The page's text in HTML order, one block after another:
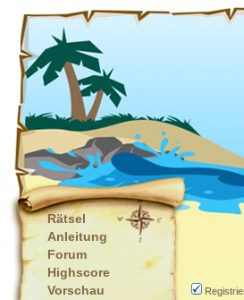
Rätsel
Anleitung
Forum
Highscore
Vorschau